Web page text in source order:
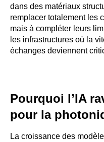
dans des matériaux
remplacer totalement les
mais à compléter leurs
les infrastructures où la
échanges deviennent
Pourquoi l’IA
pour la
La croissance des